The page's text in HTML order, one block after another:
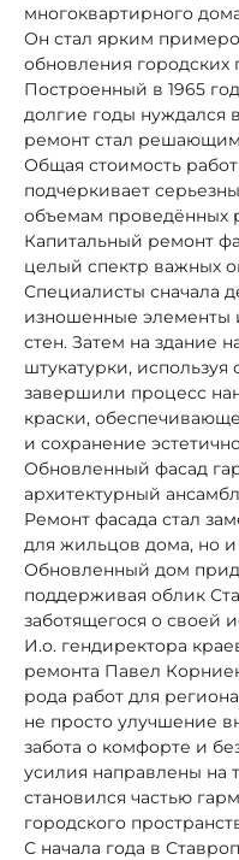
многоквартирного
Он стал ярким
обновления городских
Построенный в 1965
долгие годы нуждался
ремонт стал
Общая стоимость
подчеркивает
объемам проведённых
Капитальный ремонт
целый спектр важных
Специалисты сначала
изношенные элементы
стен. Затем на здание
штукатурки,
завершили процесс
краски,
и сохранение
Обновленный фасад
архитектурный
Ремонт фасада стал
для жильцов дома, но
Обновленный дом
поддерживая облик
заботящегося о своей
И.о. гендиректора
ремонта Павел
рода работ для
не просто улучшение
забота о комфорте и
усилия направлены на
становился частью
городского
С начала года в